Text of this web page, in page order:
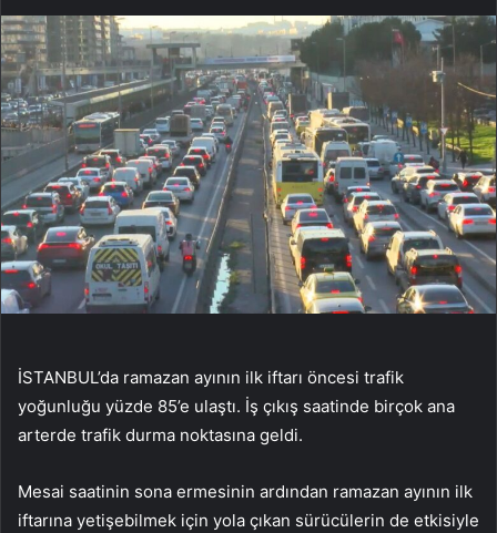
İSTANBUL’da ramazan ayının ilk iftarı öncesi trafik
yoğunluğu yüzde 85’e ulaştı. İş çıkış saatinde birçok ana
arterde trafik durma noktasına geldi.
Mesai saatinin sona ermesinin ardından ramazan ayının ilk
iftarına yetişebilmek için yola çıkan sürücülerin de etkisiyle